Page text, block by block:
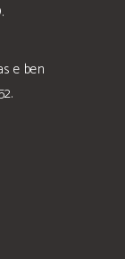
e ben